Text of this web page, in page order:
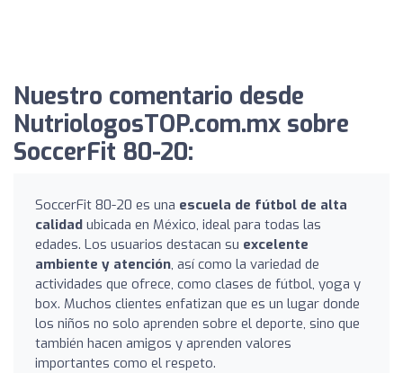
Nuestro comentario desde
NutriologosTOP.com.mx sobre
SoccerFit 80-20:
SoccerFit 80-20 es una escuela de fútbol de alta
calidad ubicada en México, ideal para todas las
edades. Los usuarios destacan su excelente
ambiente y atención, así como la variedad de
actividades que ofrece, como clases de fútbol, yoga y
box. Muchos clientes enfatizan que es un lugar donde
los niños no solo aprenden sobre el deporte, sino que
también hacen amigos y aprenden valores
importantes como el respeto.